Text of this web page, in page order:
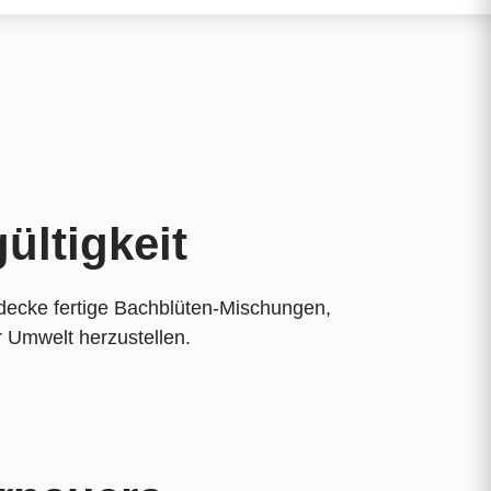
fertige Bachblüten-Mischungen,
herzustellen.